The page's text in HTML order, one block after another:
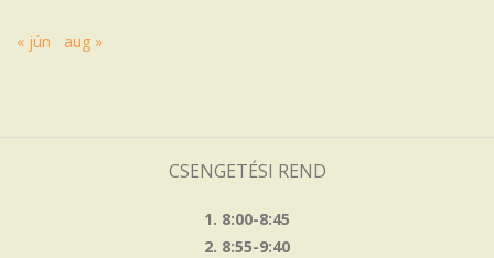
« jún aug »
CSENGETÉSI REND
1. 8:00-8:45
2. 8:55-9:40